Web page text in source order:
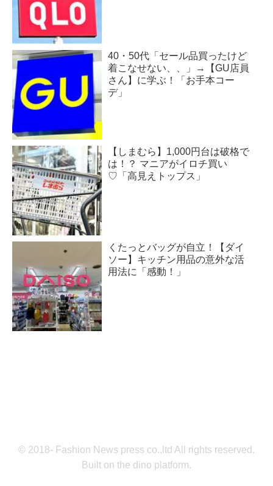
40・50代「セール品買ったけど
着こなせない、、」→【GU店員
さん】に学ぶ！「お手本コー
デ」
【しまむら】1,000円台は破格で
は！？ マニアがイロチ買い
♡「高見えトップス」
くたっとバッグが自立！【ダイ
ソー】キッチン用品の意外な活
用法に「感動！」
© 2018- Fashion News press co.,ltd All rights reserved.
Built on the dino platform.